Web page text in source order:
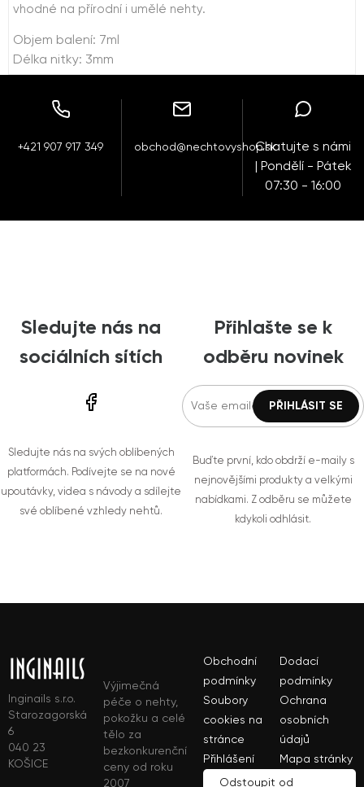
vhodné na přírodní i umělé nehty.
Objem balení: 7ml
Délka nitky: 3mm
+421 907 917 349 obchod@nechtovyshop.skChatujte s námi
| Pondělí - Pátek
07:30 - 16:00
Sledujte nás na
sociálních sítích
Sledujte nás na svých oblíbených
platformách. Podívejte se na nové
upoutávky, videa s návody a sdílejte
své oblíbené vzhledy nehtů.
Přihlašte se k
odběru novinek
Buďte první, kdo obdrží e-maily s
nejnovějšími produkty a velkými
nabídkami. Z odběru se můžete
kdykoli odhlásit.
Inginails s.r.o.
Starozagorská
6
040 23
KOŠICE
Výjimečná
péče o nehty,
pokožku a celé
tělo za
bezkonkurenční
ceny od roku
2007
Obchodní
podmínky
Dodací
podmínky
Soubory
cookies na
stránce
Ochrana
osobních
údajů
Přihlášení
Mapa stránky
Odstoupit od